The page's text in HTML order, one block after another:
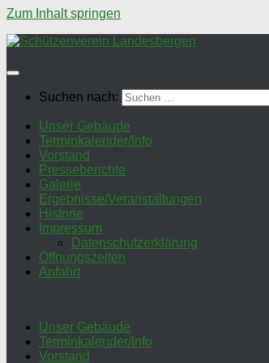
Zum Inhalt springen
Suchen nach:
Unser Gebäude
Terminkalender/Info
Vorstand
Presseberichte
Galerie
Ergebnisse/Veranstaltungen
Historie
Impressum
Datenschutzerklärung
Öffnungszeiten
Anfahrt
Unser Gebäude
Terminkalender/Info
Vorstand